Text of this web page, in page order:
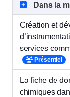
Dans la
Création et
services
Présentiel
La fiche de
chimiques